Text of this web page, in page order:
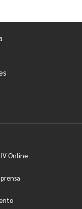
Online